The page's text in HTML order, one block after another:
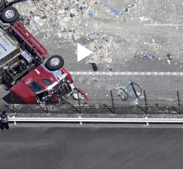
Play